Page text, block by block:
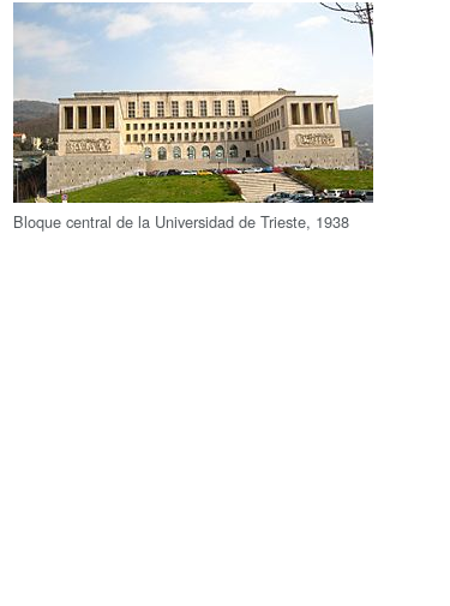
Bloque central de la Universidad de Trieste, 1938